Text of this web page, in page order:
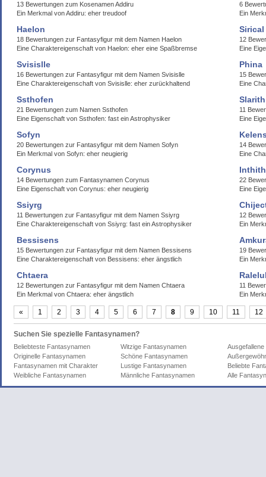
13 Bewertungen zum Kosenamen Addiru
Ein Merkmal von Addiru: eher treudoof
6
Ein
Haelon
18 Bewertungen zur Fantasyfigur mit dem Namen Haelon
Eine Charaktereigenschaft von Haelon: eher eine Spaßbremse
Sirical
12
Eine
Svisislle
16 Bewertungen zur Fantasyfigur mit dem Namen Svisislle
Eine Charaktereigenschaft von Svisislle: eher zurückhaltend
Phina
15
Eine
Ssthofen
21 Bewertungen zum Namen Ssthofen
Eine Eigenschaft von Ssthofen: fast ein Astrophysiker
Slarith
11
Eine
Sofyn
20 Bewertungen zur Fantasyfigur mit dem Namen Sofyn
Ein Merkmal von Sofyn: eher neugierig
14
Eine
Corynus
14 Bewertungen zum Fantasynamen Corynus
Eine Eigenschaft von Corynus: eher neugierig
22
Eine
Ssiyrg
11 Bewertungen zur Fantasyfigur mit dem Namen Ssiyrg
Eine Charaktereigenschaft von Ssiyrg: fast ein Astrophysiker
12
Ein
Bessisens
15 Bewertungen zur Fantasyfigur mit dem Namen Bessisens
Eine Charaktereigenschaft von Bessisens: eher ängstlich
19
Ein
Chtaera
12 Bewertungen zur Fantasyfigur mit dem Namen Chtaera
Ein Merkmal von Chtaera: eher ängstlich
11
Ein
« 1 2 3 4 5 6 7 8 9 10 11 12
Suchen Sie spezielle Fantasynamen?
Beliebteste Fantasynamen Witzige Fantasynamen
Originelle Fantasynamen
Schöne Fantasynamen
Fantasynamen mit Charakter
Lustige Fantasynamen
Beliebte
Weibliche Fantasynamen
Männliche Fantasynamen Alle